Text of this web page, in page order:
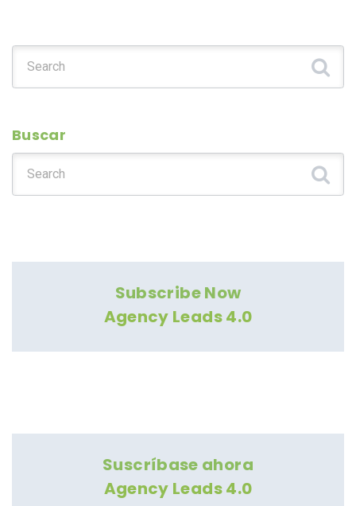
Buscar
Subscribe Now
Agency Leads 4.0
Suscríbase ahora
Agency Leads 4.0